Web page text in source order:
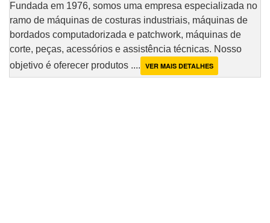
Fundada em 1976, somos uma empresa especializada no
ramo de máquinas de costuras industriais, máquinas de
bordados computadorizada e patchwork, máquinas de
corte, peças, acessórios e assistência técnicas. Nosso
objetivo é oferecer produtos .... VER MAIS DETALHES